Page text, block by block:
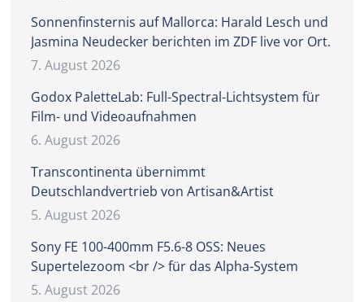
Sonnenfinsternis auf Mallorca: Harald Lesch und
Jasmina Neudecker berichten im ZDF live vor Ort.
7. August 2026
Godox PaletteLab: Full-Spectral-Lichtsystem für
Film- und Videoaufnahmen
6. August 2026
Transcontinenta übernimmt
Deutschlandvertrieb von Artisan&Artist
5. August 2026
Sony FE 100-400mm F5.6-8 OSS: Neues
Supertelezoom <br /> für das Alpha-System
5. August 2026